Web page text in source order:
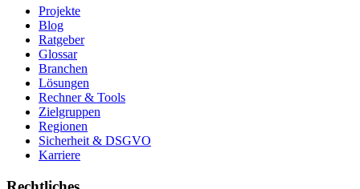
Projekte
Blog
Ratgeber
Glossar
Branchen
Lösungen
Rechner & Tools
Zielgruppen
Regionen
Sicherheit & DSGVO
Karriere